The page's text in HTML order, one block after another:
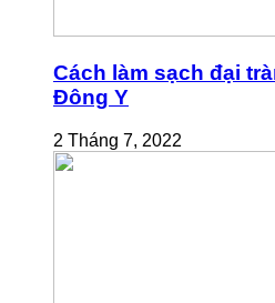
Cách làm sạch đại
Đông Y
2 Tháng 7, 2022